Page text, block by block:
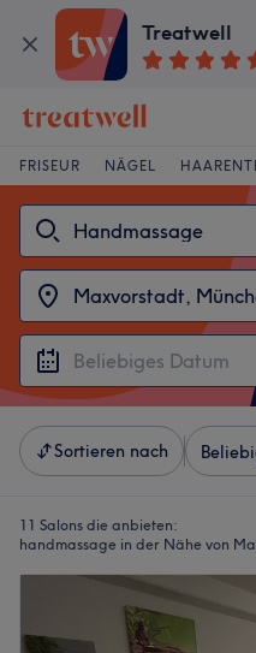
Treatwell
FRISEUR NÄGEL
Sortieren nach
11 Salons die anbieten:
handmassage in der Nähe von